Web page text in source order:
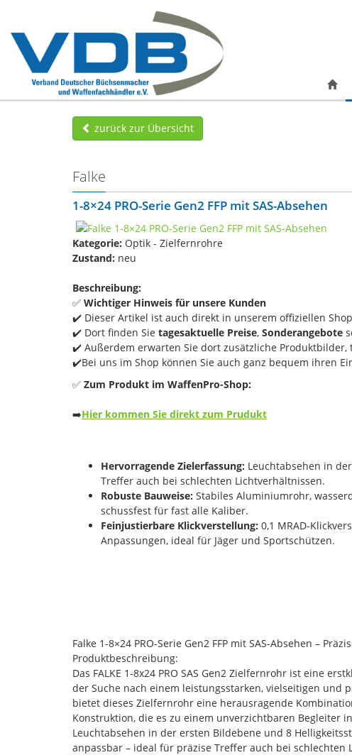
zurück zur Übersicht
Falke
1-8×24 PRO-Serie Gen2 FFP mit SAS-Absehen
Kategorie: Optik - Zielfernrohre
Zustand: neu
Beschreibung:
✅ Wichtiger Hinweis für unsere Kunden
✔️ Dieser Artikel ist auch direkt in unserem offiziellen
✔️ Dort finden Sie tagesaktuelle Preise, Sonderangebote
✔️ Außerdem erwarten Sie dort zusätzliche
✔️Bei uns im Shop können Sie auch ganz bequem ihren
✅ Zum Produkt im WaffenPro-Shop:
➡️Hier kommen Sie direkt zum Prudukt
Hervorragende Zielerfassung: Leuchtabsehen in
Treffer auch bei schlechten Lichtverhältnissen.
Robuste Bauweise: Stabiles Aluminiumrohr,
schussfest für fast alle Kaliber.
Feinjustierbare Klickverstellung: 0,1 MRAD-
Anpassungen, ideal für Jäger und Sportschützen.
Falke 1-8×24 PRO-Serie Gen2 FFP mit SAS-Absehen –
Produktbeschreibung:
Das FALKE 1-8x24 PRO SAS Gen2 Zielfernrohr ist eine
der Suche nach einem leistungsstarken, vielseitigen und
bietet dieses Zielfernrohr eine herausragende
Konstruktion, die es zu einem unverzichtbaren Begleiter
Leuchtabsehen in der ersten Bildebene und 8
anpassbar – ideal für präzise Treffer auch bei schlechten